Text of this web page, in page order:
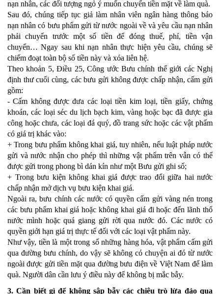
nạn nhân, các đối tượng ngỏ ý muốn chuyển tiền mặt về làm quà.
Sau đó, chúng tiếp tục giả làm nhân viên ngân hàng thông báo
nạn nhân có bưu phẩm gửi từ nước ngoài về và yêu cầu nạn nhân
phải chuyển trước một số tiền để đóng thuế, phí, tiền vận
chuyển… Ngay sau khi nạn nhân thực hiện yêu cầu, chúng sẽ
chiếm đoạt toàn bộ số tiền này và xóa liên hệ.
Theo khoản 5, Điều 25, Công ước Bưu chính thế giới các Nghị
định thư cuối cùng, các bưu gửi không được chấp nhận, cấm gửi
gồm:
- Cấm không được đưa các loại tiền kim loại, tiền giấy, chứng
khoán, các loại séc du lịch bạch kim, vàng hoặc bạc đã được gia
công hoặc chưa, các loại đá quý, đồ trang sức hoặc các vật phẩm
có giá trị khác vào:
+ Trong bưu phẩm không khai giá, tuy nhiên, nếu luật pháp nước
gửi và nước nhận cho phép thì những vật phẩm trên vẫn có thể
được gửi trong phong bì dán kín như một Bưu gửi ghi số;
+ Trong bưu kiện không khai giá được trao đổi giữa hai nước
chấp nhận mở dịch vụ bưu kiện khai giá.
Ngoài ra, bưu chính các nước có quyền cấm gửi vàng nén trong
các bưu phẩm khai giá hoặc không khai giá đi hoặc đến lãnh thổ
nước mình hoặc quá giang gửi rời qua nước đó. Các nước có
quyền giới hạn giá trị thực tế đối với các loại vật phẩm này.
Như vậy, tiền là một trong số những hàng hóa, vật phẩm cấm gửi
qua đường bưu chính, do vậy sẽ không có chuyện ai đó từ nước
ngoài được gửi tiền mặt qua đường bưu điện về Việt Nam để làm
quà. Người dân cần lưu ý điều này để không bị mắc bẫy.
3. Cần biết gì để không sập bẫy các chiêu trò lừa đảo qua